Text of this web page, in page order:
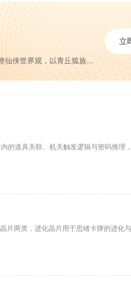
简介：青丘狐传说依托同名影视故事搭建完整仙侠世界观，以青丘狐族魅果风波作为主线脉络...
立
的道具关联、机关触发逻辑与密码推理
片两类，进化晶片用于思绪卡牌的进化